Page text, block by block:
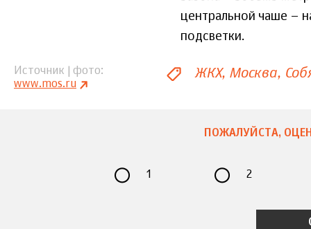
центральной чаше –
подсветки.
Источник | фото
www.mos.ru
ЖКХ Москва
ПОЖАЛУЙСТА,
1 2